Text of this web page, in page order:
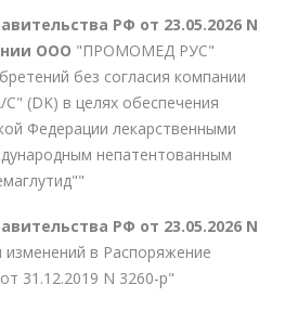
РФ от 23.05.2026 N
ООО "ПРОМОМЕД РУС"
без согласия компании
(DK) в целях обеспечения
Федерации лекарственными
непатентованным
РФ от 23.05.2026 N
изменений в Распоряжение
31.12.2019 N 3260-р"